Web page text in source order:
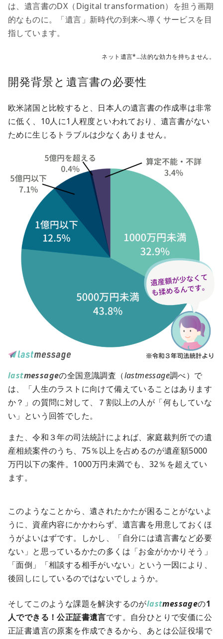
は、遺言書のDX（Digital transformation）を担う画期
的なものに。「遺言」新時代の到来へ導くサービスを目
指しています。
ネット遺言*…法的な効力を持ちません。
開発背景と遺言書の必要性
欧米諸国と比較すると、日本人の遺言書の作成率は非常
に低く、10人に1人程度といわれており、遺言書がない
ために生じるトラブルは少なくありません。
lastmessageの全国意識調査（lastmessage調べ）で
は、「人生のラストに向けて備えていることはあります
か？」の質問に対して、７割以上の人が「何もしていな
い」という回答でした。
また、令和３年の司法統計によれば、家庭裁判所での遺
産相続案件のうち、75％以上を占めるのが遺産額5000
万円以下の案件。1000万円未満でも、32％を超えてい
ます。
このようなことから、遺されたかたが困ることがないよ
うに、資産内容にかかわらず、遺言書を用意しておくほ
うがよいはずです。しかし、「自分には遺言書など必要
ない」と思っているかたの多くは「お金がかかりそう」
「面倒」「相談する相手がいない」という一因により、
後回しにしているのではないでしょうか。
そしてこのような課題を解決するのがlastmessageの1
人でできる！公正証書遺言です。自分ひとりで安価に公
正証書遺言の原案を作成できるから、あとは公証役場で